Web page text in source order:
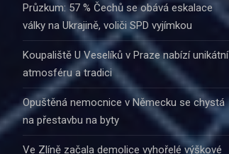
Průzkum: 57 % Čechů se obává eskalace
války na Ukrajině, voliči SPD vyjímkou
Koupaliště U Veselíků v Praze nabízí unikátní
atmosféru a tradici
Opuštěná nemocnice v Německu se chystá
na přestavbu na byty
Ve Zlíně začala demolice vyhořelé výškové